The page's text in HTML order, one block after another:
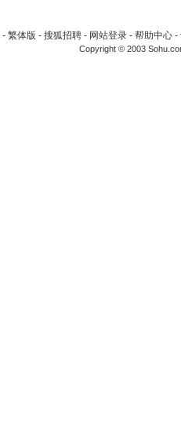
- 繁体版 - 搜狐招聘 - 网站登录 - 帮助中心 -
Copyright © 2003